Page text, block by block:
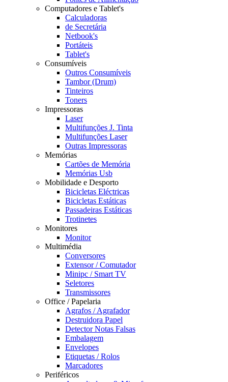
Computadores e Tablet's
Calculadoras
de Secretária
Netbook's
Portáteis
Tablet's
Consumíveis
Outros Consumíveis
Tambor (Drum)
Tinteiros
Toners
Impressoras
Laser
Multifunções J. Tinta
Multifunções Laser
Outras Impressoras
Memórias
Cartões de Memória
Memórias Usb
Mobilidade e Desporto
Bicicletas Eléctricas
Bicicletas Estáticas
Passadeiras Estáticas
Trotinetes
Monitores
Monitor
Multimédia
Conversores
Extensor / Comutador
Minipc / Smart TV
Seletores
Transmissores
Office / Papelaria
Agrafos / Agrafador
Destruidora Papel
Detector Notas Falsas
Embalagem
Envelopes
Etiquetas / Rolos
Marcadores
Periféricos